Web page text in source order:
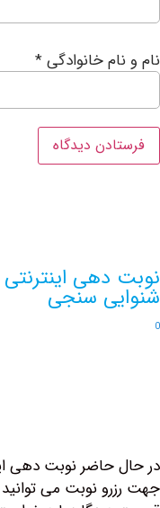
خانوادگی*
اینترنتی
سنجی
نوبت دهی
نوبت می توانید از